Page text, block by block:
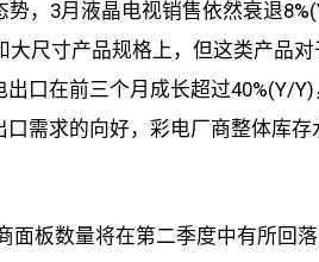
，3月液晶电视销售依然衰退
尺寸产品规格上，但这类产品
口在前三个月成长超过40%(Y/
需求的向好，彩电厂商整体库存
面板数量将在第二季度中有所回